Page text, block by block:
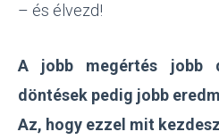
– és élvezd!
A jobb megértés jobb
döntések pedig jobb
Az, hogy ezzel mit